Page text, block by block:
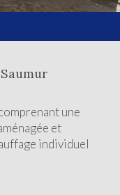
une
et
individuel